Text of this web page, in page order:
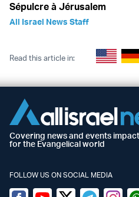
Sépulcre à Jérusalem
All Israel News Staff
Read this article in:
Covering news and events
for the Evangelical world
FOLLOW US ON SOCIAL MEDIA